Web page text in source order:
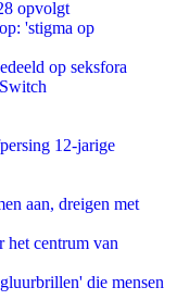
opvolgt
'stigma op
op seksfora
12-jarige
aan, dreigen met
het centrum van
die mensen